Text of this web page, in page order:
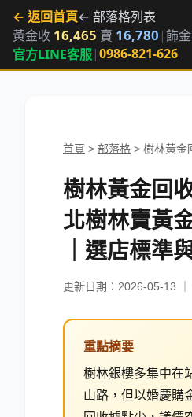
← 返回首頁← 部落格列表
黃金收 16,465 賣 16,780 |飾
官方LINE客服|0986-821-626
首頁 > 部落格 > 樹林黃金
樹林黃金回
北樹林賣黃
｜選店標準
更新日期：2026-05-13 ｜
重點摘要
樹林銀樓多集中在
山路，但以婚慶購